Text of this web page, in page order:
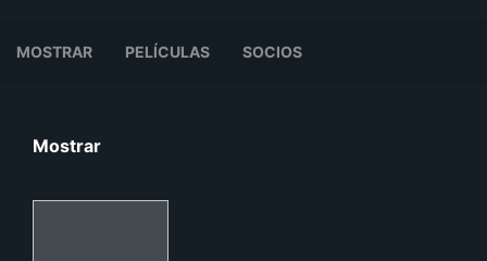
MOSTRAR PELÍCULAS SOCIOS
Mostrar